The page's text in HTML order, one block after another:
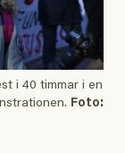
i 40 timmar i en
Foto: